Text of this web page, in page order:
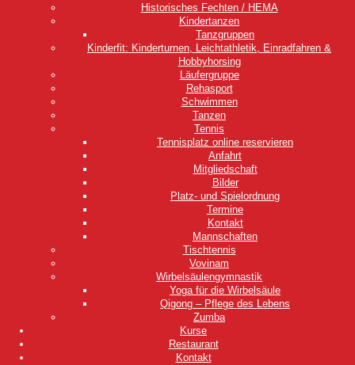
Historisches Fechten / HEMA
Kindertanzen
Tanzgruppen
Kinderfit: Kinderturnen, Leichtathletik, Einradfahren &
Hobbyhorsing
Läufergruppe
Rehasport
Schwimmen
Tanzen
Tennis
Tennisplatz online reservieren
Anfahrt
Mitgliedschaft
Bilder
Platz- und Spielordnung
Termine
Kontakt
Mannschaften
Tischtennis
Vovinam
Wirbelsäulengymnastik
Yoga für die Wirbelsäule
Qigong – Pflege des Lebens
Zumba
Kurse
Restaurant
Kontakt